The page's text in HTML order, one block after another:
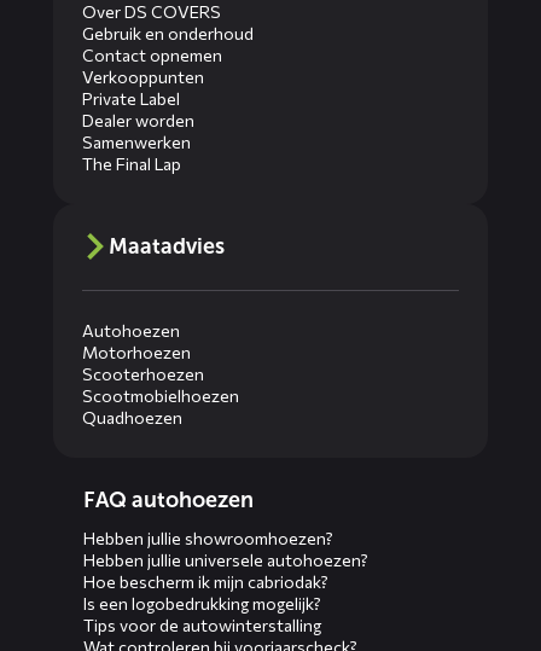
Over DS COVERS
Gebruik en onderhoud
Contact opnemen
Verkooppunten
Private Label
Dealer worden
Samenwerken
The Final Lap
Maatadvies
Autohoezen
Motorhoezen
Scooterhoezen
Scootmobielhoezen
Quadhoezen
menusFAQ autohoezen
Hebben jullie showroomhoezen?
Hebben jullie universele autohoezen?
Hoe bescherm ik mijn cabriodak?
Is een logobedrukking mogelijk?
Tips voor de autowinterstalling
Wat controleren bij voorjaarscheck?